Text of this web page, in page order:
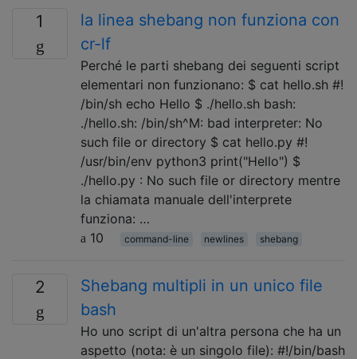
1
la linea shebang non funziona con
cr-lf
Perché le parti shebang dei seguenti script
elementari non funzionano: $ cat hello.sh #!
/bin/sh echo Hello $ ./hello.sh bash:
./hello.sh: /bin/sh^M: bad interpreter: No
such file or directory $ cat hello.py #!
/usr/bin/env python3 print("Hello") $
./hello.py : No such file or directory mentre
la chiamata manuale dell'interprete
funziona: …
10
command-line newlines shebang
2
Shebang multipli in un unico file
bash
Ho uno script di un'altra persona che ha un
aspetto (nota: è un singolo file): #!/bin/bash